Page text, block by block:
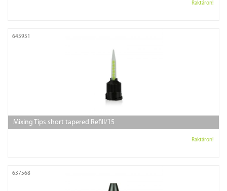
Raktáron!
645951
Mixing Tips short tapered Refill/15
Raktáron!
637568